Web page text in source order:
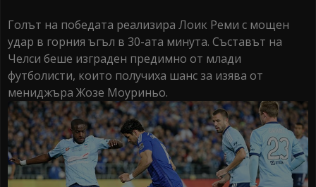
Голът на победата реализира Лоик Реми с мощен
удар в горния ъгъл в 30-ата минута. Съставът на
Челси беше изграден предимно от млади
футболисти, които получиха шанс за изява от
мениджъра Жозе Моуриньо.